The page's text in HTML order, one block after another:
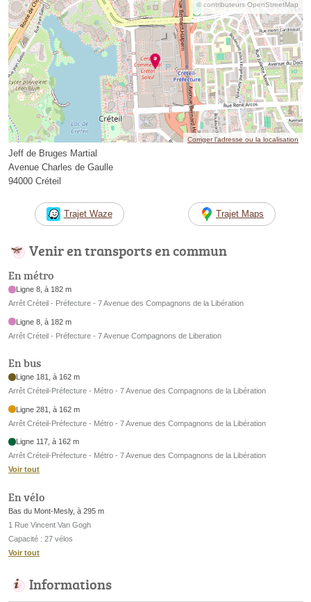
© contributeurs OpenStreetMap
Corriger l’adresse ou la localisation
Jeff de Bruges Martial
Avenue Charles de Gaulle
94000 Créteil
Trajet Waze Trajet Maps
Venir en transports en commun
En métro
Ligne 8, à 182 m
Arrêt Créteil - Préfecture - 7 Avenue des Compagnons de la Libération
Ligne 8, à 182 m
Arrêt Créteil - Préfecture - 7 Avenue Compagnons de Liberation
En bus
Ligne 181, à 162 m
Arrêt Créteil-Préfecture - Métro - 7 Avenue des Compagnons de la Libération
Ligne 281, à 162 m
Arrêt Créteil-Préfecture - Métro - 7 Avenue des Compagnons de la Libération
Ligne 117, à 162 m
Arrêt Créteil-Préfecture - Métro - 7 Avenue des Compagnons de la Libération
Voir tout
En vélo
Bas du Mont-Mesly, à 295 m
1 Rue Vincent Van Gogh
Capacité : 27 vélos
Voir tout
Informations